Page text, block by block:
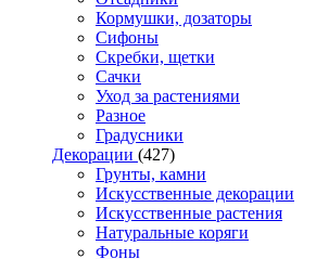
Кормушки, дозаторы
Сифоны
Скребки, щетки
Сачки
Уход за растениями
Разное
Градусники
Декорации (427)
Грунты, камни
Искусственные декорации
Искусственные растения
Натуральные коряги
Фоны